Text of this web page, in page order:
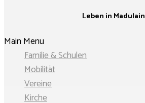
Leben in Madulain
Main Menu
Familie & Schulen
Mobilität
Vereine
Kirche